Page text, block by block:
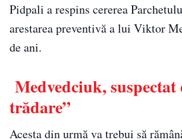
Pidpali a respins cererea
arestarea preventivă a lui Viktor
de ani.
Medvedciuk,
trădare”
Acesta din urmă va trebui să